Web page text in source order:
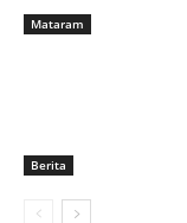
Mataram
Berita